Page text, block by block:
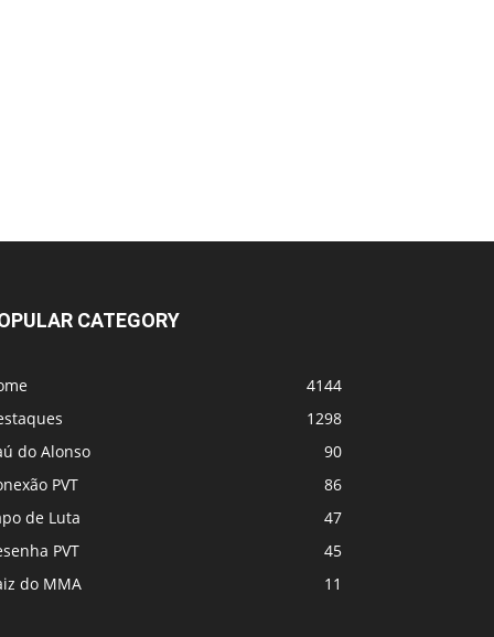
MVP e PFL se fundem! Vem coisa grande
CATEGORY
4144
1298
do Alonso
90
PVT
86
de Luta
47
PVT
45
do MMA
11